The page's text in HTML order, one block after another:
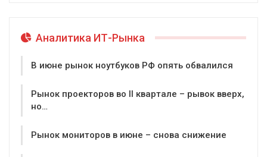
Аналитика ИТ-Рынка
В июне рынок ноутбуков РФ опять обвалился
Рынок проекторов во II квартале – рывок вверх,
но…
Рынок мониторов в июне – снова снижение